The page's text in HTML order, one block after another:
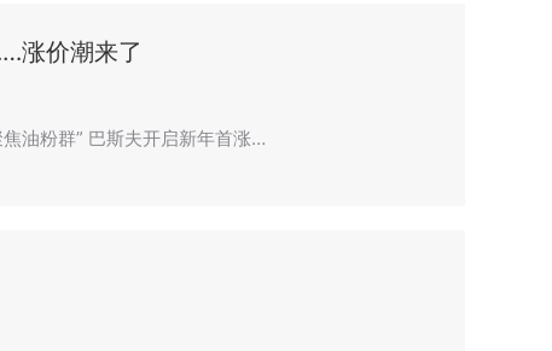
涨价潮来了
油粉群” 巴斯夫开启新年首涨…